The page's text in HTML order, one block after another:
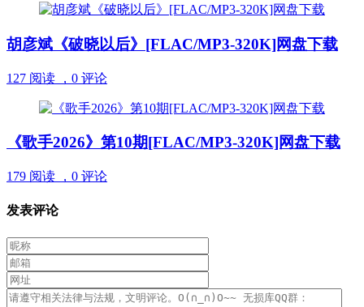
胡彦斌《破晓以后》[FLAC/MP3-320K]网盘下载
127 阅读 ， 0 评论
《歌手2026》第10期[FLAC/MP3-320K]网盘下载
179 阅读 ， 0 评论
发表评论